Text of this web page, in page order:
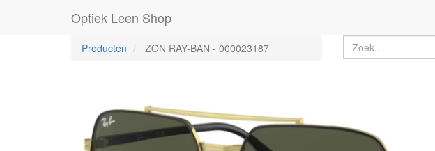
Optiek Leen Shop
Producten ZON RAY-BAN - 000023187